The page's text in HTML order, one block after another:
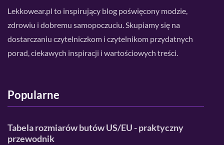
Lekkowear.pl to inspirujący blog poświęcony modzie,
zdrowiu i dobremu samopoczuciu. Skupiamy się na
dostarczaniu czytelniczkom i czytelnikom przydatnych
porad, ciekawych inspiracji i wartościowych treści.
Popularne
Tabela rozmiarów butów US/EU - praktyczny
przewodnik